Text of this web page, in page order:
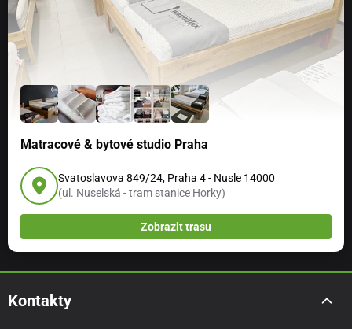
Matracové & bytové studio Praha
Svatoslavova 849/24, Praha 4 - Nusle 14000
(ul. Nuselská - tram stanice Horky)
Zobrazit trasu
Kontakty